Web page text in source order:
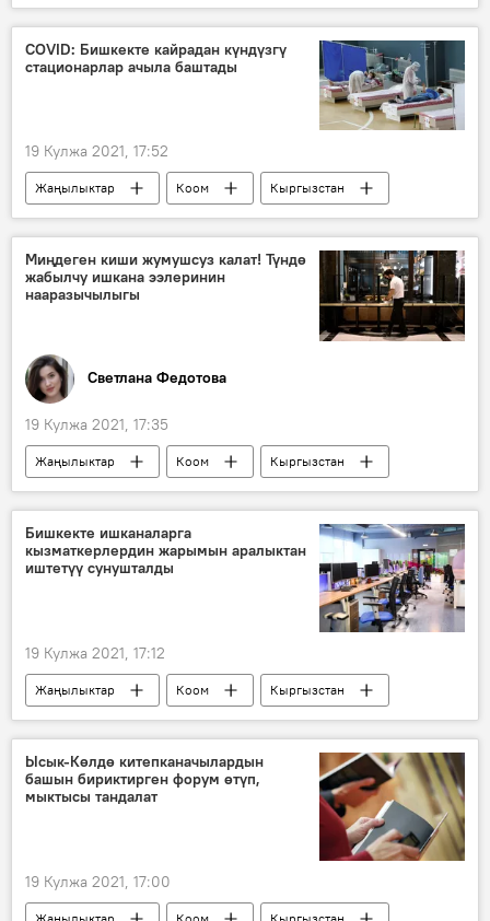
Пакистан
Руслан Казакбаев
жол
порт
кызматташуу Экономика
COVID: Бишкекте кайрадан күндүзгү
стационарлар ачыла баштады
19 Кулжа 2021, 17:52
Жаңылыктар Коом
Кыргызстан
Бишкек
коронавирус
стационар
Коронавируска байланыштуу Кыргызстандагы кырдаал
Миңдеген киши жумушсуз калат! Түндө
жабылчу ишкана ээлеринин
нааразычылыгы
Светлана Федотова
19 Кулжа 2021, 17:35
Жаңылыктар Коом
Кыргызстан
Экономика
ишкер
чектөө
Бишкек мэриясы
коронавирус
пандемия
Бишкекте ишканаларга
кызматкерлердин жарымын аралыктан
иштетүү сунушталды
19 Кулжа 2021, 17:12
Жаңылыктар Коом
Кыргызстан
Бишкек
Бишкек мэриясы
ишкана
коронавирус
чектөө
Коронавируска байланыштуу Кыргызстандагы кырдаал
Ысык-Көлдө китепканачылардын
башын бириктирген форум өтүп,
мыктысы тандалат
19 Кулжа 2021, 17:00